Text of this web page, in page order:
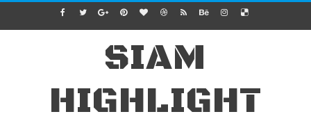
SIAM
HIGHLIGHT